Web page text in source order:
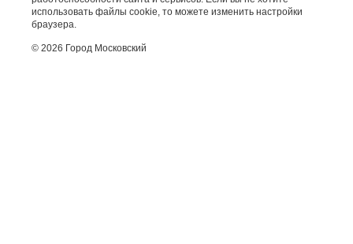
использовать файлы cookie, то можете изменить настройки
браузера.
© 2026 Город Московский